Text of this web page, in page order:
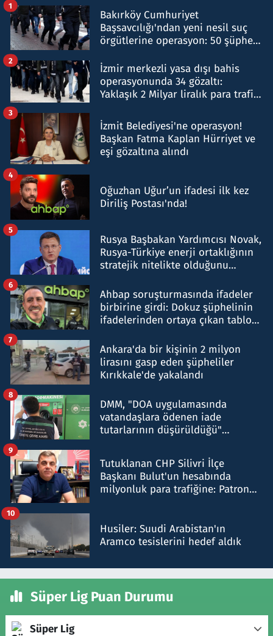
Bakırköy Cumhuriyet
Başsavcılığı'ndan yeni nesil suç
örgütlerine operasyon: 50 şüpheli
1
İzmir merkezli yasa dışı bahis
operasyonunda 34 gözaltı:
Yaklaşık 2 Milyar liralık para trafiği
2
İzmit Belediyesi'ne operasyon!
Başkan Fatma Kaplan Hürriyet ve
eşi gözaltına alındı
3
Oğuzhan Uğur’un ifadesi ilk kez
Diriliş Postası'nda!
4
Rusya Başbakan Yardımcısı Novak,
Rusya-Türkiye enerji ortaklığının
stratejik nitelikte olduğunu
5
Ahbap soruşturmasında ifadeler
birbirine girdi: Dokuz şüphelinin
ifadelerinden ortaya çıkan tablo
6
Ankara'da bir kişinin 2 milyon
lirasını gasp eden şüpheliler
Kırıkkale'de yakalandı
7
DMM, "DOA uygulamasında
vatandaşlara ödenen iade
tutarlarının düşürüldüğü"
8
Tutuklanan CHP Silivri İlçe
Başkanı Bulut'un hesabında
milyonluk para trafiğine: Patron
9
Husiler: Suudi Arabistan'ın
Aramco tesislerini hedef aldık
10
Süper Lig Puan Durumu
Süper Lig